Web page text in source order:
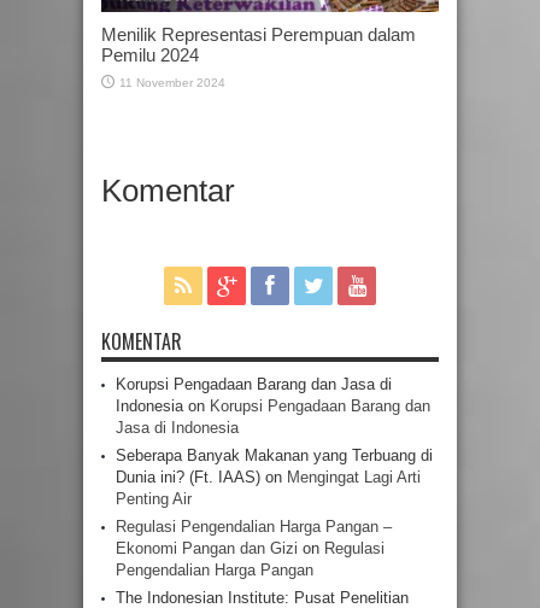
Menilik Representasi Perempuan dalam
Pemilu 2024
11 November 2024
Komentar
KOMENTAR
Korupsi Pengadaan Barang dan Jasa di
Indonesia on Korupsi Pengadaan Barang dan
Jasa di Indonesia
Seberapa Banyak Makanan yang Terbuang di
Dunia ini? (Ft. IAAS) on Mengingat Lagi Arti
Penting Air
Regulasi Pengendalian Harga Pangan –
Ekonomi Pangan dan Gizi on Regulasi
Pengendalian Harga Pangan
The Indonesian Institute: Pusat Penelitian